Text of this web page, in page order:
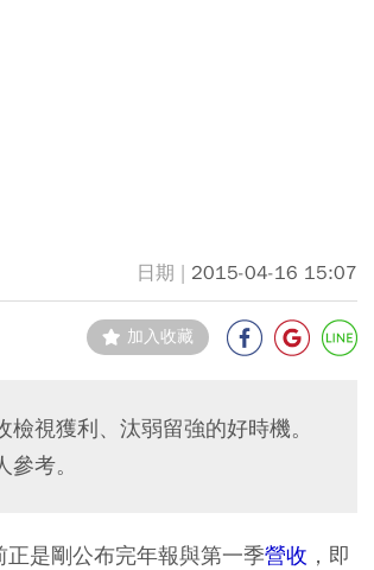
2015-04-16 15:07
加入收藏
視獲利、汰弱留強的好時機。
考。
是剛公布完年報與第一季營收 ，即